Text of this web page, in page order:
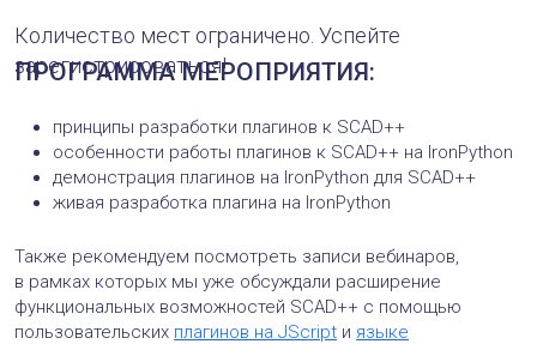
Количество мест ограничено. Успейте
зарегистрироваться!
ПРОГРАММА МЕРОПРИЯТИЯ:
принципы разработки плагинов к SCAD++
особенности работы плагинов к SCAD++ на IronPython
демонстрация плагинов на IronPython для SCAD++
живая разработка плагина на IronPython
Также рекомендуем посмотреть записи вебинаров,
в рамках которых мы уже обсуждали расширение
функциональных возможностей SCAD++ с помощью
пользовательских плагинов на JScript и языке